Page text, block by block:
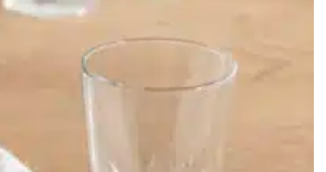
AJOUTER AU PANIER